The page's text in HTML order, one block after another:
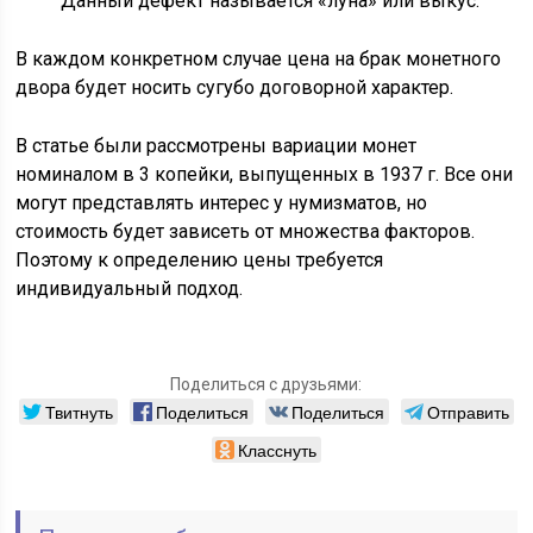
В каждом конкретном случае цена на брак монетного
двора будет носить сугубо договорной характер.
В статье были рассмотрены вариации монет
номиналом в 3 копейки, выпущенных в 1937 г. Все они
могут представлять интерес у нумизматов, но
стоимость будет зависеть от множества факторов.
Поэтому к определению цены требуется
индивидуальный подход.
Поделиться с друзьями:
Твитнуть Поделиться Поделиться
Отправить
Класснуть